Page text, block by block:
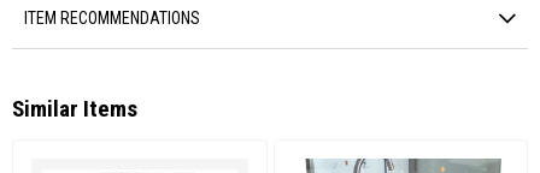
ITEM RECOMMENDATIONS
Similar Items